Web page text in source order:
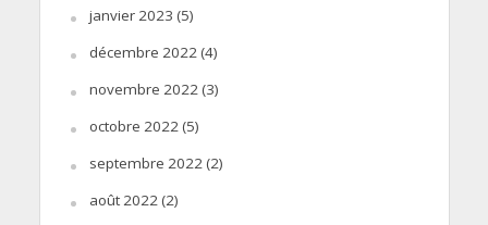
janvier 2023 (5)
décembre 2022(4)
novembre 2022(3)
octobre 2022(5)
septembre 2022(2)
août 2022(2)